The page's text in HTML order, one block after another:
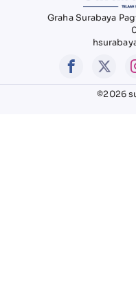
Graha Surabaya
©2026